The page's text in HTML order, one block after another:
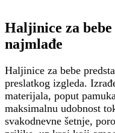
Haljinice za
najmlađe
Haljinice za bebe
preslatkog izgleda.
materijala, poput
maksimalnu udobnost
svakodnevne šetnje,